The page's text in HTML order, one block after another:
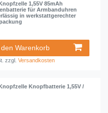
1,55V 85mAh
für Armbanduhren
in werkstattgerechter
den Warenkorb
zzgl.Versandkosten
Knopfbatterie 1,55V /